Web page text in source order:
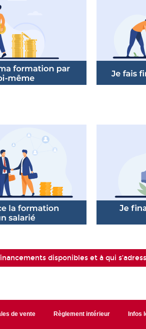
disponibles et à qui
de vente Règlement intérieur Infos